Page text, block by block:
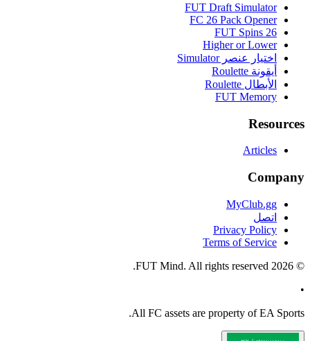
FUT Draft Simulator
FC 26 Pack Opener
FUT Spins 26
Higher or Lower
اختيار عنصر Simulator
أيقونة Roulette
الأبطال Roulette
FUT Memory
Resources
Articles
Company
MyClub.gg
اتصل
Privacy Policy
Terms of Service
©
2026
•
All FC assets are property of EA Sports.